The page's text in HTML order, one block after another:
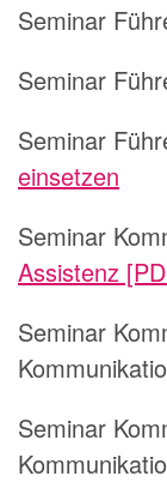
Seminar
Seminar
Seminar
einsetzen
Seminar
Assistenz
Seminar
Seminar